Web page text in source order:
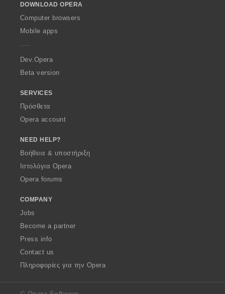
w
O
p
a
DOWNLOAD OPERA
Computer browsers
Mobile apps
Dev.Opera
Beta version
SERVICES
Πρόσθετα
Opera account
NEED HELP?
Βοήθεια & υποστήριξη
Ιστολόγια Opera
Opera forums
COMPANY
Jobs
Become a partner
Press info
Contact us
Πληροφορίες για την Opera